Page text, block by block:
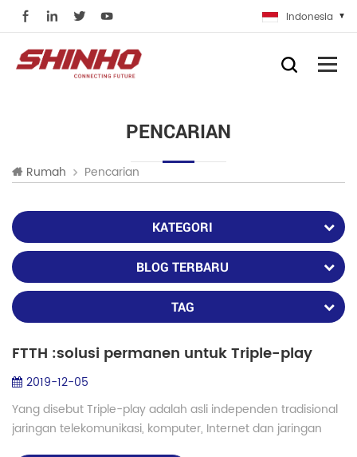
Indonesia
PENCARIAN
Rumah Pencarian
KATEGORI
BLOG TERBARU
TAG
FTTH :solusi permanen untuk Triple-play
2019-12-05
Yang disebut Triple-play adalah asli independen tradisional
jaringan telekomunikasi, komputer, Internet dan jaringan